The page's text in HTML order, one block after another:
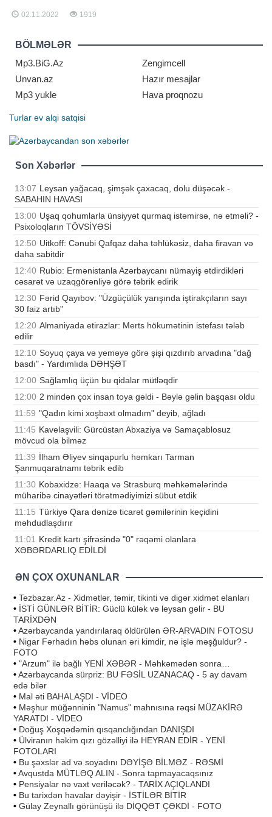
məlumat yayıb. Məlumata görə,
Sakatekas ştatının Monte-Eskobedo
insan başı ilə qaçan küçə iti
görüblər. Sözügedən hadisənin
vide
02.11.2022 1919
BÖLMƏLƏR
Mp3.BiG.Az
Zengimcell
Unvan.az
Hazır mesajlar
Mp3 yukle
Hava proqnozu
Turlar ev alqi satqisi
Son Xəbərlər
13:07 Leysan yağacaq, şimşək çaxacaq, dolu düşəcək -
SABAHIN HAVASI
13:00 Uşaq qohumlarla ünsiyyət qurmaq istəmirsə, nə etməli? -
Psixoloqların TÖVSİYƏSİ
12:50 Uitkoff: Cənubi Qafqaz daha təhlükəsiz, daha firavan və
daha sabitdir
12:40 Rubio: Ermənistanla Azərbaycanı nümayiş etdirdikləri
cəsarət və uzaqgörənliyə görə təbrik edirik
12:30 Fərid Qayıbov: "Üzgüçülük yarışında iştirakçıların sayı
30 faiz artıb"
12:20 Almaniyada etirazlar: Merts hökumətinin istefası tələb
edilir
12:10 Soyuq çaya və yeməyə görə şişi qızdırıb arvadına "dağ
basdı" - Yardımlıda DƏHŞƏT
12:00 Sağlamlıq üçün bu qidalar mütləqdir
12:00 2 mindən çox insan toya gəldi - Bəylə gəlin başqası oldu
11:59 "Qadın kimi xoşbəxt olmadım" deyib, ağladı
11:45 Kavelaşvili: Gürcüstan Abxaziya və Samaçablosuz
mövcud ola bilməz
11:39 İlham Əliyev sinqapurlu həmkarı Tarman
Şanmuqaratnamı təbrik edib
11:30 Kobaxidze: Haaqa və Strasburq məhkəmələrində
müharibə cinayətləri törətmədiyimizi sübut etdik
11:15 Türkiyə Qara dənizə ticarət gəmilərinin keçidini
məhdudlaşdırır
11:01 Kredit kartı şifrəsində "0" rəqəmi olanlara
XƏBƏRDARLIQ EDİLDİ
ƏN ÇOX OXUNANLAR
• Tezbazar.Az - Xidmətlər, təmir, tikinti və digər xidmət elanları
• İSTİ GÜNLƏR BİTİR: Güclü külək və leysan gəlir - BU
TARİXDƏN
•Azərbaycanda yandırılaraq öldürülən ƏR-ARVADIN FOTOSU
• Nigar Fərhadın həbs olunan əri kimdir, nə işlə məşğuldur? -
FOTO
• "Arzum" ilə bağlı YENİ XƏBƏR - Məhkəmədən sonra…
•Azərbaycanda sürpriz: BU FƏSİL UZANACAQ - 5 ay davam
edə bilər
• Mal əti BAHALAŞDI - VİDEO
• Məşhur müğənninin "Namus" mahnısına rəqsi MÜZAKİRƏ
YARATDI - VİDEO
• Doğuş Xoşqədəmin qısqanclığından DANIŞDI
• Ülviranın həkim qızı gözəlliyi ilə HEYRAN EDİR - YENİ
FOTOLARI
• Bu şəxslər ad və soyadını DƏYİŞƏ BİLMƏZ - RƏSMİ
•Avqustda MÜTLƏQ ALIN - Sonra tapmayacaqsınız
• Pensiyalar nə vaxt veriləcək? - TARİX AÇIQLANDI
• Bu tarixdən havalar dəyişir - İSTİLƏR BİTİR
• Gülay Zeynallı görünüşü ilə DİQQƏT ÇƏKDİ - FOTO